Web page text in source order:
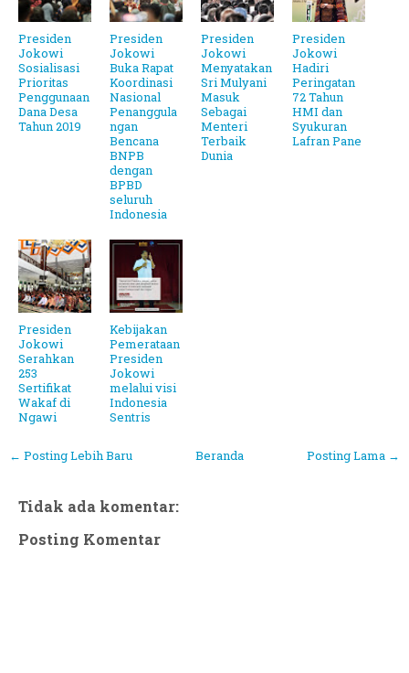
Presiden
Jokowi
Sosialisasi
Prioritas
Penggunaan
Dana Desa
Tahun 2019
Presiden
Jokowi
Buka Rapat
Koordinasi
Nasional
Penanggula
ngan
Bencana
BNPB
dengan
BPBD
seluruh
Indonesia
Presiden
Jokowi
Menyatakan
Sri Mulyani
Masuk
Sebagai
Menteri
Terbaik
Dunia
Presiden
Jokowi
Hadiri
Peringatan
72 Tahun
HMI dan
Syukuran
Lafran Pane
Presiden
Jokowi
Serahkan
253
Sertifikat
Wakaf di
Ngawi
Kebijakan
Pemerataan
Presiden
Jokowi
melalui visi
Indonesia
Sentris
← Posting Lebih Baru Posting Lama →
Beranda
Tidak ada komentar:
Posting Komentar